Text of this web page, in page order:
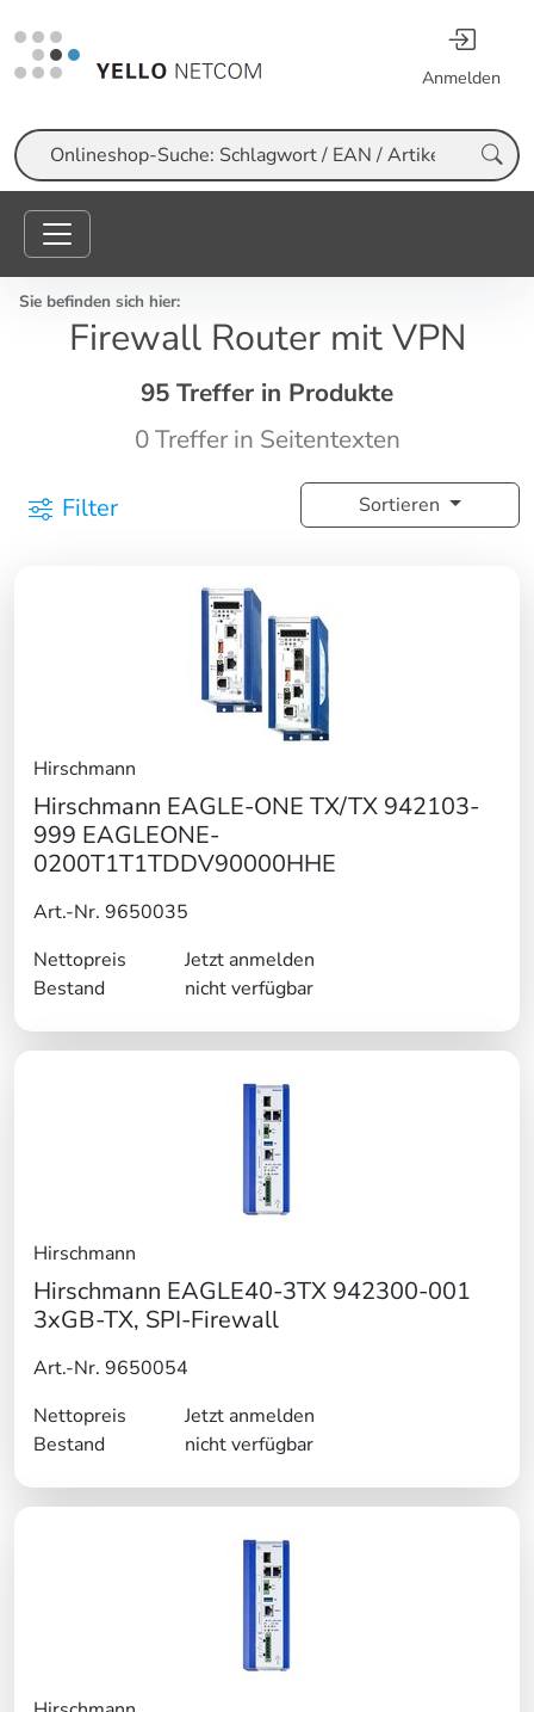
Anmelden
Suche
Sie befinden sich hier:
Firewall Router mit VPN
95 Treffer in Produkte
0 Treffer in Seitentexten
Filter Sortieren
Hirschmann
Hirschmann EAGLE-ONE TX/TX 942103-
999 EAGLEONE-
0200T1T1TDDV90000HHE
Art.-Nr. 9650035
Nettopreis
Jetzt anmelden
Bestand
nicht verfügbar
Hirschmann
Hirschmann EAGLE40-3TX 942300-001
3xGB-TX, SPI-Firewall
Art.-Nr. 9650054
Nettopreis
Jetzt anmelden
Bestand
nicht verfügbar